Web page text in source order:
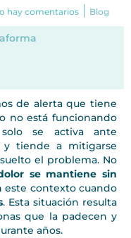
hay comentarios Blog
de alerta que tiene
no está funcionando
se activa ante
y tiende a mitigarse
el problema. No
se mantiene sin
este contexto cuando
. Esta situación resulta
que la padecen y
años.